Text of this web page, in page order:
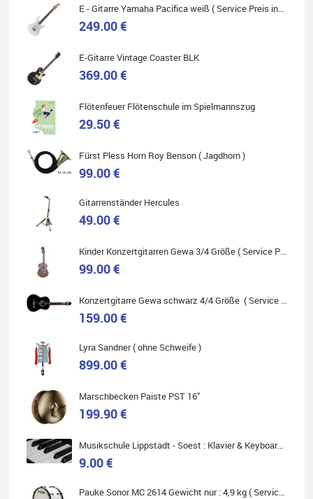
Quelle: Google-Rezension
Helene Balluff
Das Musikhaus Stöppel ist super!
Ich habe eine Westerngitarre gekauft.
Die Qualität und das Preis-Leistungsverhältnis sind erstaunlich.
möchte.
Carsten Spiegel
Ich war auf der Suche nach einem neuen Keyboard und bin
begeistert: ich bin super beraten worden, aktuell natürlich nur
wurde alles zusammengestellt, so dass ich alles nur noch
abholen musste. Top!
Quelle: Google-Rezension
E - Gitarre Yamaha Pacifica weiß ( Service Preis inkl. Werkstatt Service )
249.00 €
E-Gitarre Vintage Coaster BLK
369.00 €
Flötenfeuer Flötenschule im Spielmannszug
29.50 €
Fürst Pless Horn Roy Benson ( Jagdhorn )
99.00 €
Gitarrenständer Hercules
49.00 €
Kinder Konzertgitarren Gewa 3/4 Größe ( Service Preis inkl. Werkstatt Service )
99.00 €
Konzertgitarre Gewa schwarz 4/4 Größe ( Service Preis inkl. Werkstatt Service )
159.00 €
Lyra Sandner ( ohne Schweife )
899.00 €
Marschbecken Paiste PST 16"
199.90 €
Musikschule Lippstadt - Soest : Klavier & Keyboardunterricht
9.00 €
Pauke Sonor MC 2614 Gewicht nur : 4,9 kg ( Service Preis inkl. Werkstatt Service )